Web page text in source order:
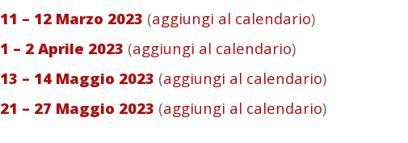
11 – 12 Marzo 2023 (aggiungi al calendario)
1 – 2 Aprile 2023 (aggiungi al calendario)
13 – 14 Maggio 2023 (aggiungi al calendario)
21 – 27 Maggio 2023 (aggiungi al calendario)